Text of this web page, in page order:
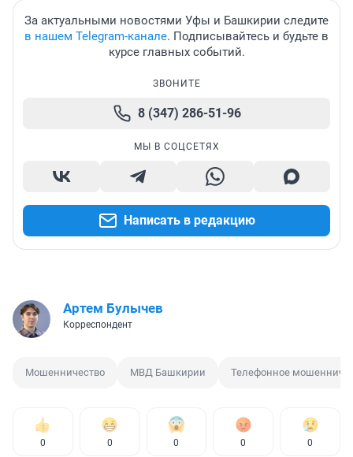
За актуальными новостями Уфы и Башкирии следите
в нашем Telegram-канале. Подписывайтесь и будьте в
курсе главных событий.
ЗВОНИТЕ
8 (347) 286-51-96
МЫ В СОЦСЕТЯХ
Написать в редакцию
Артем Булычев
Корреспондент
Мошенничество МВД Башкирии Телефонное
0 0 0 0 0